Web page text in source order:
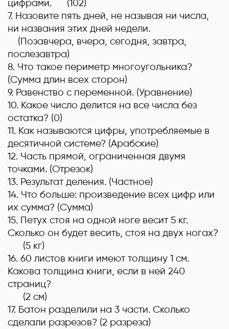
цифрами. (102)
7. Назовите пять дней, не называя ни числа,
ни названия этих дней недели.
(Позавчера, вчера, сегодня, завтра,
послезавтра)
8. Что такое периметр многоугольника?
(Сумма длин всех сторон)
9. Равенство с переменной. (Уравнение)
10. Какое число делится на все числа без
остатка? (0)
11. Как называются цифры, употребляемые в
десятичной системе? (Арабские)
12. Часть прямой, ограниченная двумя
точками. (Отрезок)
13. Результат деления. (Частное)
14. Что больше: произведение всех цифр или
их сумма? (Сумма)
15. Петух стоя на одной ноге весит 5 кг.
Сколько он будет весить, стоя на двух ногах?
(5 кг)
16. 60 листов книги имеют толщину 1 см.
Какова толщина книги, если в ней 240
страниц?
(2 см)
17. Батон разделили на 3 части. Сколько
сделали разрезов? (2 разреза)